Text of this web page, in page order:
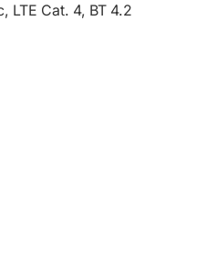
LTE Cat. 4, BT 4.2